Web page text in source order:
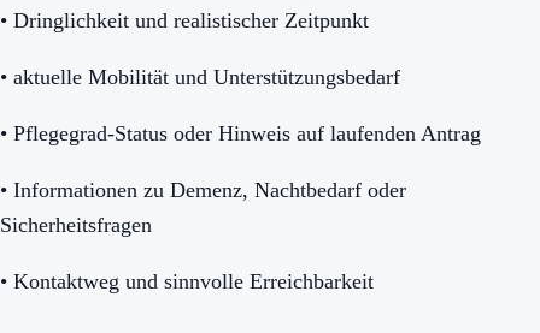
• Dringlichkeit und realistischer Zeitpunkt
• aktuelle Mobilität und Unterstützungsbedarf
• Pflegegrad-Status oder Hinweis auf laufenden Antrag
• Informationen zu Demenz, Nachtbedarf oder
Sicherheitsfragen
• Kontaktweg und sinnvolle Erreichbarkeit